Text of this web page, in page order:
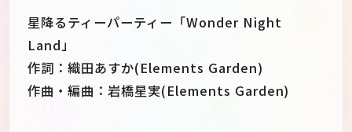
星降るティーパーティー「Wonder Night
Land」
作詞：織田あすか(Elements Garden)
作曲・編曲：岩橋星実(Elements Garden)